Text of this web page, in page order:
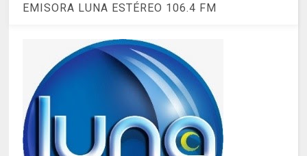
EMISORA LUNA ESTÉREO 106.4 FM